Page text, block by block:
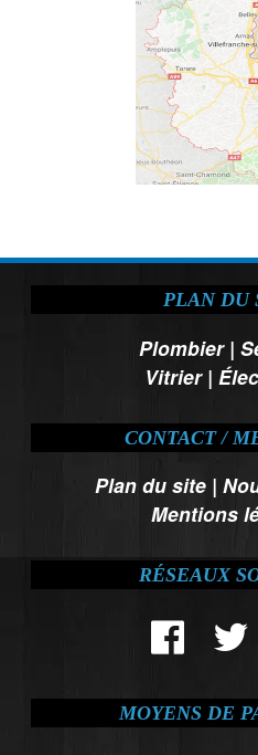
PLAN DU
Plombier|
Vitrier|
CONTACT /
Plan du site |
Mentions
RÉSEAUX
MOYENS DE